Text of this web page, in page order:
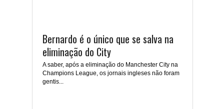
Bernardo é o único que se salva na
eliminação do City
A saber, após a eliminação do Manchester City na
Champions League, os jornais ingleses não foram
gentis...